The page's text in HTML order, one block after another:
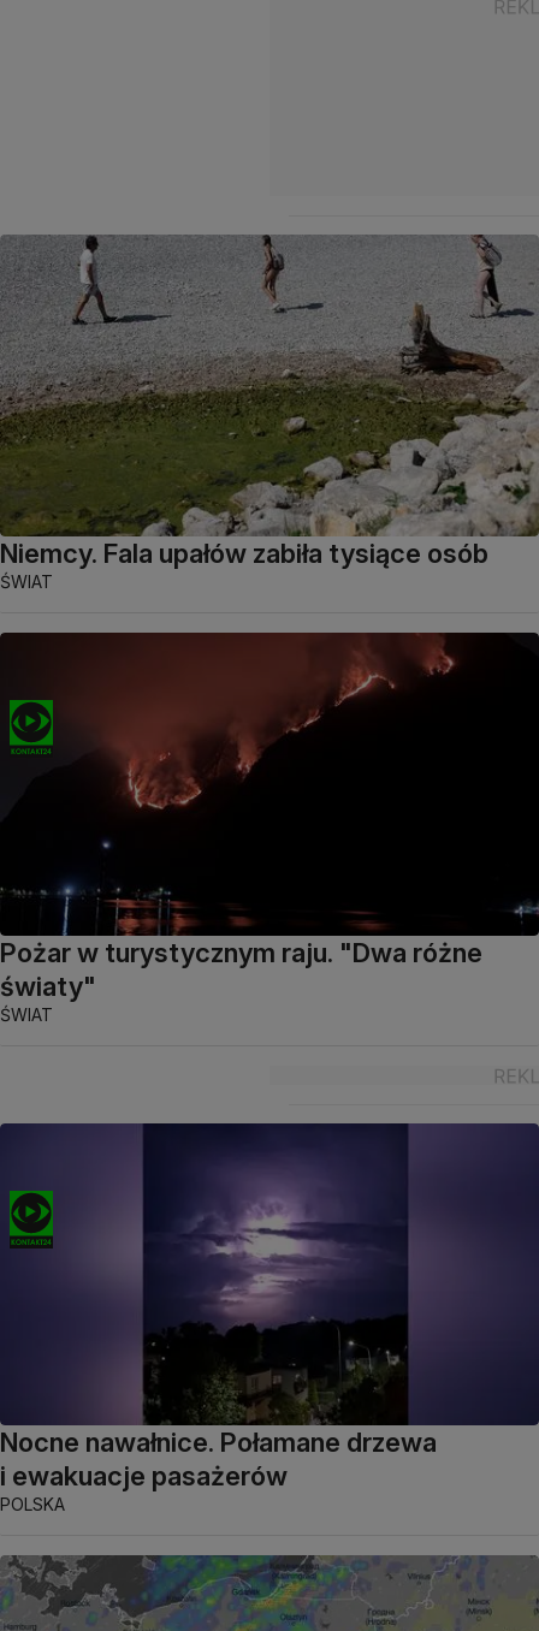
Niemcy. Fala upałów zabiła tysiące osób
ŚWIAT
Pożar w turystycznym raju. "Dwa różne
światy"
ŚWIAT
Nocne nawałnice. Połamane drzewa
i ewakuacje pasażerów
POLSKA